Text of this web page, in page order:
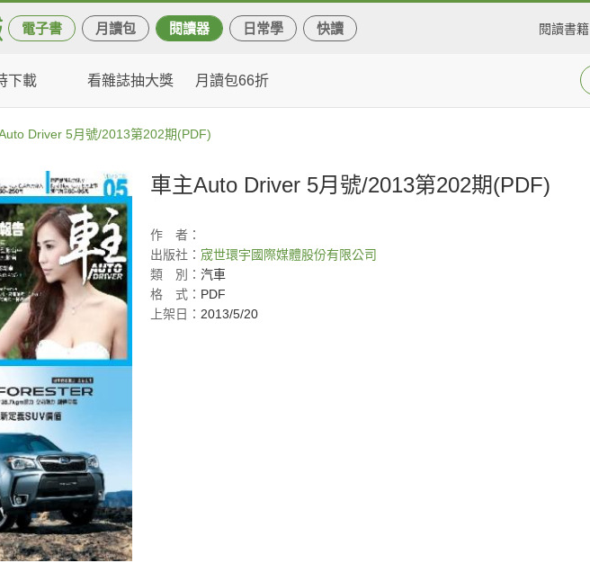
電子書 月讀包 閱讀器 日常學 快讀 閱讀書籍
下載 看雜誌抽大獎 月讀包66折
Driver 5月號/2013第202期(PDF)
車主Auto Driver 5月號/2013第202期(PDF)
作
者：
出版社： 宬世環宇國際媒體股份有限公司
類
別： 汽車
格
式： PDF
上架日： 2013/5/20